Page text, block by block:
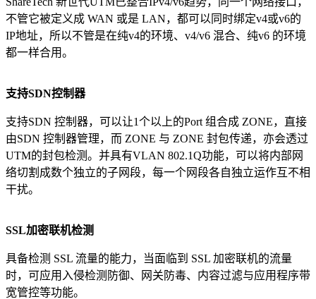
不管它被定义成 WAN 或是 LAN，都可以同时绑定v4或v6的
IP地址，所以不管是在纯v4的环境、v4/v6 混合、纯v6 的环境
都一样合用。
支持SDN控制器
支持SDN 控制器，可以让1个以上的Port 组合成 ZONE，直接
由SDN 控制器管理，而 ZONE 与 ZONE 封包传递，亦会透过
UTM的封包检测。并具有VLAN 802.1Q功能，可以将内部网
络切割成数个独立的子网段，每一个网段各自独立运作互不相
干扰。
SSL加密联机检测
具备检测 SSL 流量的能力，当面临到 SSL 加密联机的流量
时，可应用入侵检测防御、网关防毒、内容过滤与应用程序带
宽管控等功能。